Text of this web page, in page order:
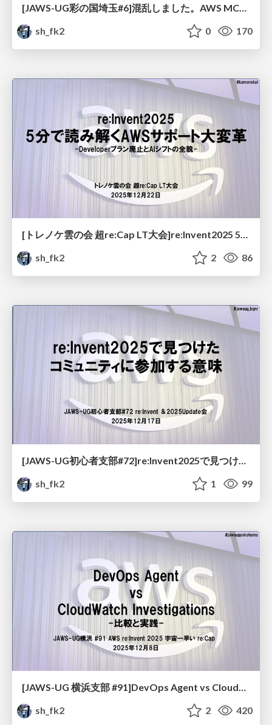
[JAWS-UG彩の国埼玉#6]混乱しました。AWS MCP ServersとAWS MCP Serverの違いを5分で解説
sh_fk2
0 170
[トレノケ雲の会 超re:Cap LT大会]re:Invent2025 5分で読み解くAWSサポート大変革
sh_fk2
2 86
[JAWS-UG初心者支部#72]re:Invent2025で見つけたコミュニティに参加する意味
sh_fk2
1 99
sh_fk2
2 420